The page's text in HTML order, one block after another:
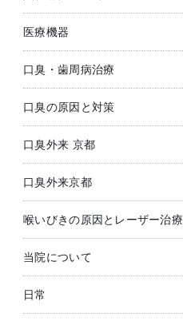
医療機器
口臭・歯周病治療
口臭の原因と対策
口臭外来 京都
口臭外来京都
喉いびきの原因とレーザー治療
当院について
日常